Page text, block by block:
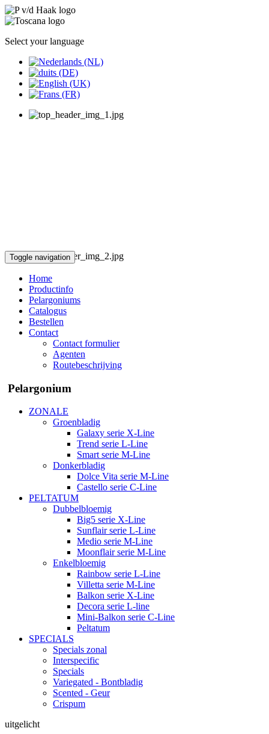
Select your language
Toggle navigation
Home
Productinfo
Pelargoniums
Catalogus
Bestellen
Contact
Contact formulier
Agenten
Routebeschrijving
Pelargonium
ZONALE
Groenbladig
Galaxy serie X-Line
Trend serie L-Line
Smart serie M-Line
Donkerbladig
Dolce Vita serie M-Line
Castello serie C-Line
PELTATUM
Dubbelbloemig
Big5 serie X-Line
Sunflair serie L-Line
Medio serie M-Line
Moonflair serie M-Line
Enkelbloemig
Rainbow serie L-Line
Villetta serie M-Line
Balkon serie X-Line
Decora serie L-line
Mini-Balkon serie C-Line
Peltatum
SPECIALS
Specials zonal
Interspecific
Specials
Variegated - Bontbladig
Scented - Geur
Crispum
uitgelicht